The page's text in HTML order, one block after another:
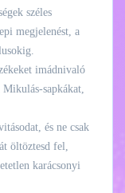
széles
megjelenést, a
imádnivaló
sapkákat,
és ne csak
öltöztesd fel,
karácsonyi